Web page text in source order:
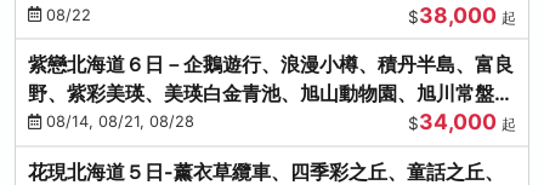
08/22 $38,000 起
紫戀北海道６日－企鵝遊行、浪漫小樽、積丹半島、富良
野、紫彩美瑛、美瑛白金青池、旭山動物園、旭川常盤旋
轉塔08/14, 08/21, 08/28 $34,000 起
花現北海道５日-薰衣草纜車、四季彩之丘、童話之丘、